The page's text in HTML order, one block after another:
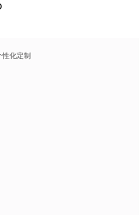
性化定制